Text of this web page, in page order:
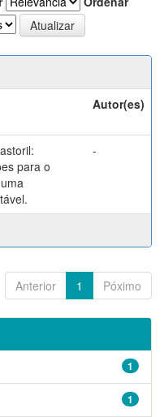
Autor(es)
para o
-
Anterior 1 Póximo
1
1